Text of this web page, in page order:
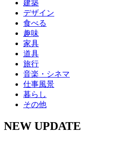
建築
デザイン
食べる
趣味
家具
道具
旅行
音楽・シネマ
仕事風景
暮らし
その他
NEW UPDATE